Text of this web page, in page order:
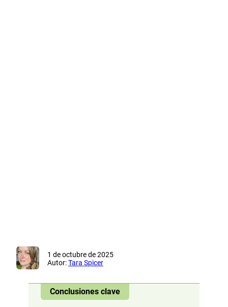
1 de octubre de 2025
Autor:Tara Spicer
Conclusiones clave